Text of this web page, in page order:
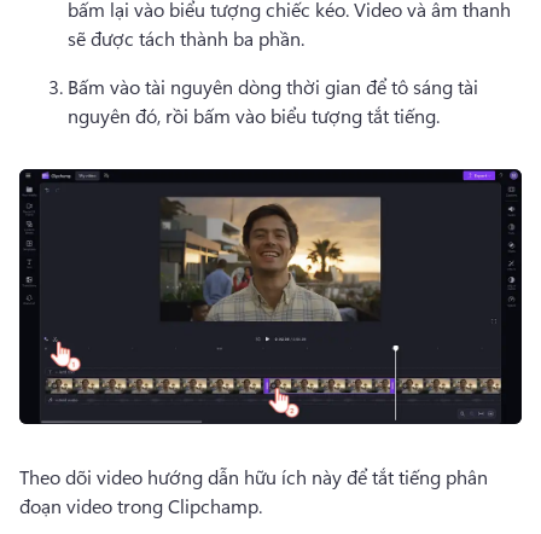
bấm lại vào biểu tượng chiếc kéo. Video và âm thanh
sẽ được tách thành ba phần.
Bấm vào tài nguyên dòng thời gian để tô sáng tài
nguyên đó, rồi bấm vào biểu tượng tắt tiếng.
Theo dõi video hướng dẫn hữu ích này để tắt tiếng phân
đoạn video trong Clipchamp.